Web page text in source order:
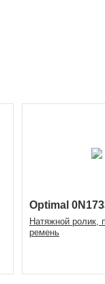
Optimal
Натяжной ролик,
ремень